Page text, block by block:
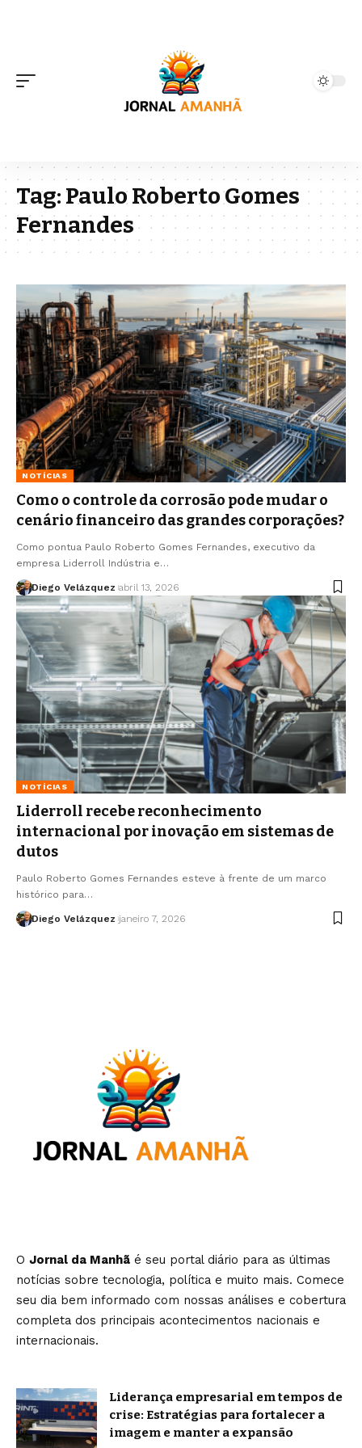
Tag:Paulo Roberto Gomes
Fernandes
NOTÍCIAS
Como o controle da corrosão pode mudar o
cenário financeiro das grandes corporações?
Como pontua Paulo Roberto Gomes Fernandes, executivo da
empresa Liderroll Indústria e…
Diego Velázquez abril 13, 2026
NOTÍCIAS
Liderroll recebe reconhecimento
internacional por inovação em sistemas de
dutos
Paulo Roberto Gomes Fernandes esteve à frente de um marco
histórico para…
Diego Velázquez janeiro 7, 2026
O Jornal da Manhã é seu portal diário para as últimas
notícias sobre tecnologia, política e muito mais. Comece
seu dia bem informado com nossas análises e cobertura
completa dos principais acontecimentos nacionais e
internacionais.
Liderança empresarial em tempos de
crise: Estratégias para fortalecer a
imagem e manter a expansão